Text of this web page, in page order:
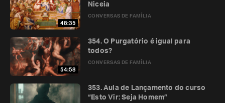
48:35
CONVERSAS DE FAMÍLIA
Niceia
54:58
CONVERSAS DE FAMÍLIA
354. O Purgatório é igual para
todos?
353. Aula de Lançamento do curso
“Esto Vir: Seja Homem”